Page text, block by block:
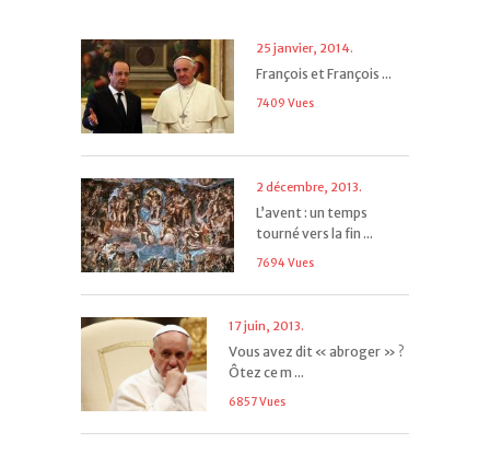
25 janvier, 2014.
François et François ...
7409 Vues
2 décembre, 2013.
L’avent : un temps
tourné vers la fin ...
7694 Vues
17 juin, 2013.
Vous avez dit « abroger » ?
Ôtez ce m ...
6857 Vues